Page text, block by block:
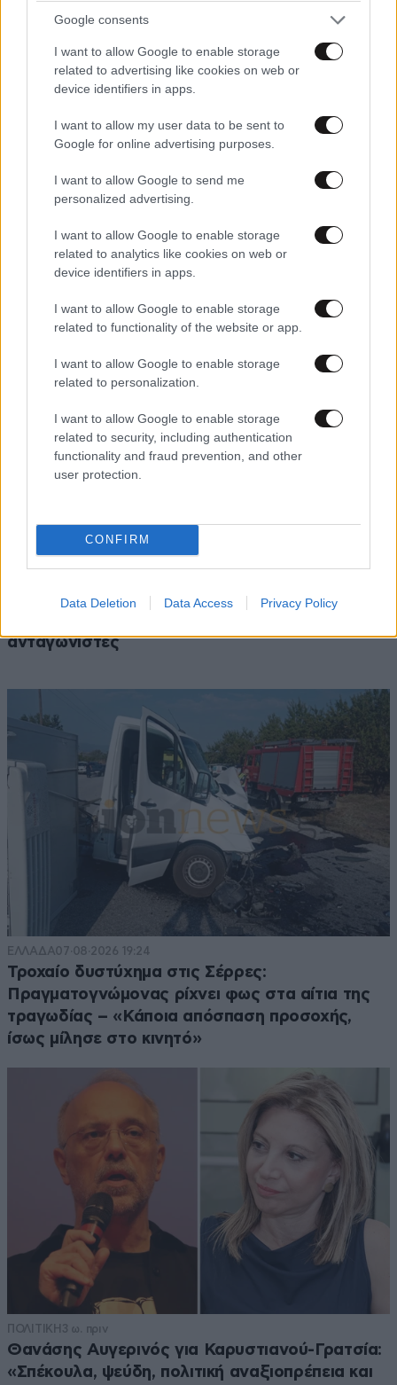
Google consents
I want to allow Google to enable storage
related to advertising like cookies on web or
device identifiers in apps.
I want to allow my user data to be sent to
Google for online advertising purposes.
I want to allow Google to send me
personalized advertising.
I want to allow Google to enable storage
related to analytics like cookies on web or
device identifiers in apps.
I want to allow Google to enable storage
related to functionality of the website or app.
I want to allow Google to enable storage
related to personalization.
I want to allow Google to enable storage
related to security, including authentication
functionality and fraud prevention, and other
user protection.
CONFIRM
Data Deletion Data Access Privacy Policy
Μοναχός μαχαίρωσε εργαζόμενο στη Μονή
στον λαιμό και ακόμη έναν μοναχό –
Η οργή για Γουόκαπ, το μέλλον του Ιωαννίδη
ανταγωνιστές
ΕΛΛΑΔΑ07·08·2026 19:24
Τροχαίο δυστύχημα στις Σέρρες:
Πραγματογνώμονας ρίχνει φως στα αίτια της
τραγωδίας – «Κάποια απόσπαση προσοχής,
ίσως μίλησε στο κινητό»
ΠΟΛΙΤΙΚΗ 3 ω. πριν
Θανάσης Αυγερινός για Καρυστιανού-Γρατσία:
«Σπέκουλα, ψεύδη, πολιτική αναξιοπρέπεια και